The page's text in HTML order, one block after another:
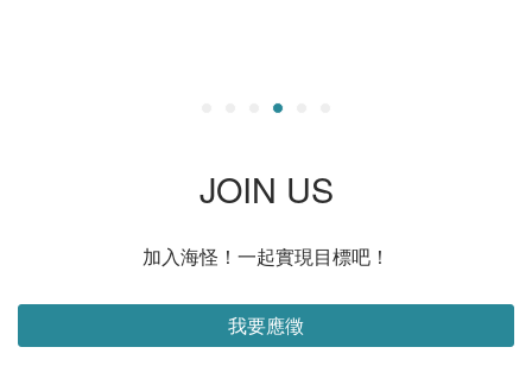
JOIN US
加入海怪！一起實現目標吧！
我要應徵